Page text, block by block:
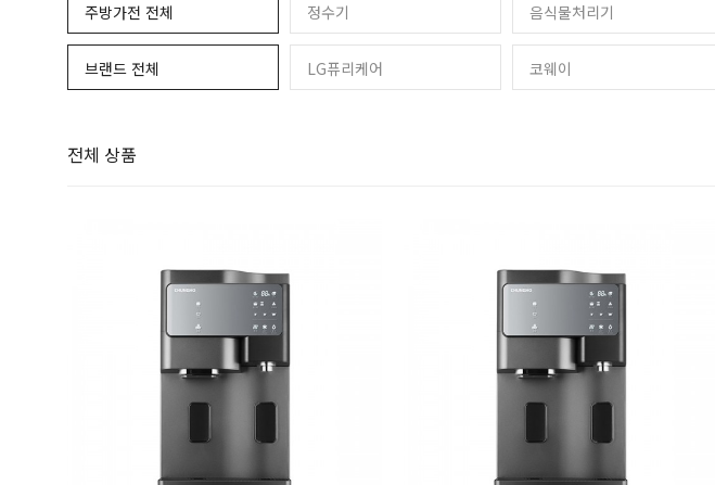
주방가전 전체 정수기 음식물처리기
브랜드 전체 LG퓨리케어 코웨이
전체 상품